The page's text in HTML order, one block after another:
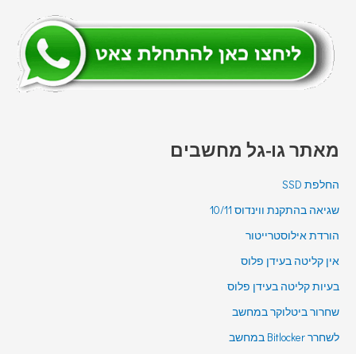
מאתר גו-גל מחשבים
החלפת SSD
שגיאה בהתקנת ווינדוס 10/11
הורדת אילוסטרייטור
אין קליטה בעידן פלוס
בעיות קליטה בעידן פלוס
שחרור ביטלוקר במחשב
לשחרר Bitlocker במחשב